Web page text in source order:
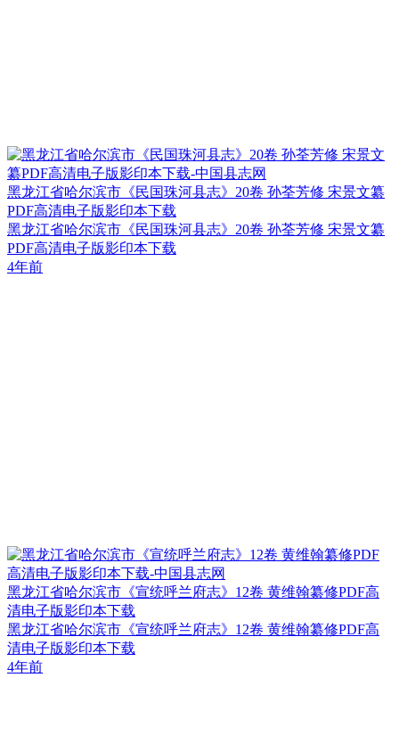
黑龙江省哈尔滨市《民国珠河县志》20卷 孙荃芳修 宋景文纂
PDF高清电子版影印本下载
黑龙江省哈尔滨市《民国珠河县志》20卷 孙荃芳修 宋景文纂
PDF高清电子版影印本下载
4年前
黑龙江省哈尔滨市《宣统呼兰府志》12卷 黄维翰纂修PDF高
清电子版影印本下载
黑龙江省哈尔滨市《宣统呼兰府志》12卷 黄维翰纂修PDF高
清电子版影印本下载
4年前